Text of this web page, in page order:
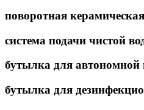
поворотная
система подачи чистой
бутылка для автономной
бутылка для